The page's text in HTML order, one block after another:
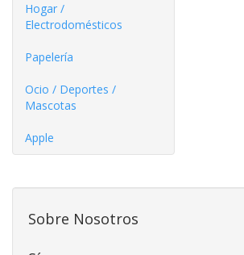
Hogar /
Electrodomésticos
Papelería
Ocio / Deportes /
Mascotas
Apple
Sobre Nosotros